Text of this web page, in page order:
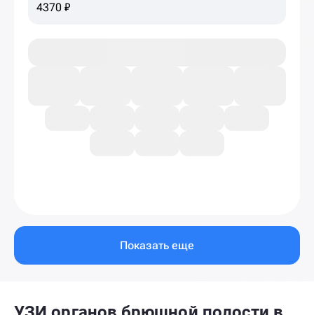
4370 ₽
Показать еще